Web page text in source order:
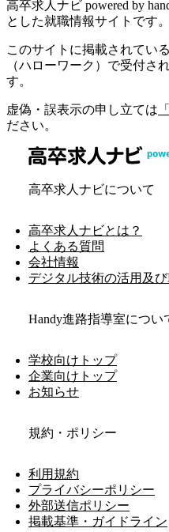
高卒求人ナビ powered by
とした就職情報サイトです。
このサイトに掲載されてい
（ハローワーク）で受付さ
す。
虚偽・誤表示の申し立ては
ださい。
高卒求人ナビについて
高卒求人ナビとは？
よくある質問
会社情報
デジタル技術の活用及
Handy進路指導室につい
学校向けトップ
企業向けトップ
お知らせ
規約・ポリシー
利用規約
プライバシーポリシー
外部送信ポリシー
掲載基準・ガイドライン